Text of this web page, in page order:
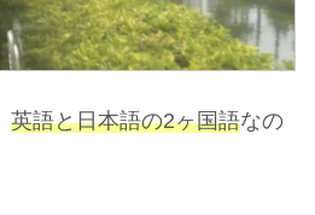
英語と日本語の2ヶ国語なの